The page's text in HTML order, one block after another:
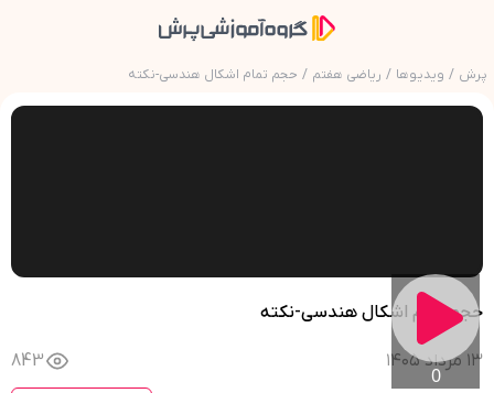
پرش / ویدیوها / ریاضی هفتم / حجم تمام اشکال هندسی-نکته
0
حجم تمام اشکال هندسی-نکته
۱۳ مرداد ۱۴۰۵ 843